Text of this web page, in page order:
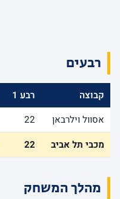
רבעים
קבוצה רבע 1
אסוול וילרבאן
22
מכבי תל אביב
22
מהלך המשחק